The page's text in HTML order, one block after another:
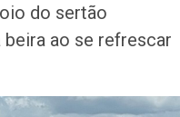
do sertão
ao se refrescar